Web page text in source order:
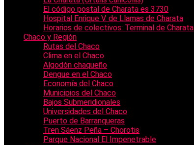
El código postal de Charata es 3730
Hospital Enrique V. de Llamas de Charata
Horarios de colectivos: Terminal de Charata
Chaco y Región
Rutas del Chaco
Clima en el Chaco
Algodón chaqueño
Dengue en el Chaco
Economía del Chaco
Municipios del Chaco
Bajos Submeridionales
Universidades del Chaco
Puerto de Barranqueras
Tren Sáenz Peña – Chorotis
Parque Nacional El Impenetrable